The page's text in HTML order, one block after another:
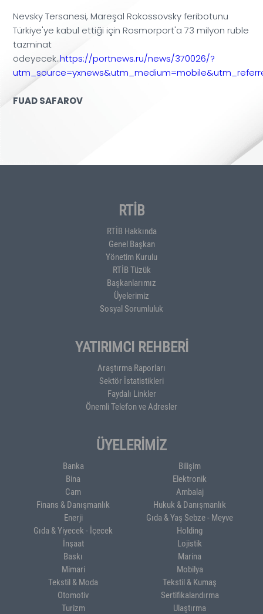
Nevsky Tersanesi, Mareşal Rokossovsky feribotunu
Türkiye'ye kabul ettiği için Rosmorport'a 73 milyon ruble
tazminat
ödeyecek..https://portnews.ru/news/370026/?
FUAD SAFAROV
RTİB
RTİB Hakkında
Genel Başkan
Yönetim Kurulu
RTİB Tüzük
Başkanlarımız
Üyelerimiz
Sosyal Sorumluluk
YATIRIMCI REHBERİ
Araştırma Raporları
Sektör İstatistikleri
Faydalı Linkler
Önemli Telefon ve Adresler
ÜYELERİMİZ
Banka
Bilişim
Bina
Elektronik
Cam
Ambalaj
Finans & Danışmanlık
Hukuk & Danışmanlık
Enerji
Gıda & Yaş Sebze - Meyve
Gıda & Yiyecek - İçecek
Holding
İnşaat
Lojistik
Baskı
Marina
Mimari
Mobilya
Tekstil & Moda
Tekstil & Kumaş
Otomotiv
Sertifikalandırma
Turizm
Ulaştırma